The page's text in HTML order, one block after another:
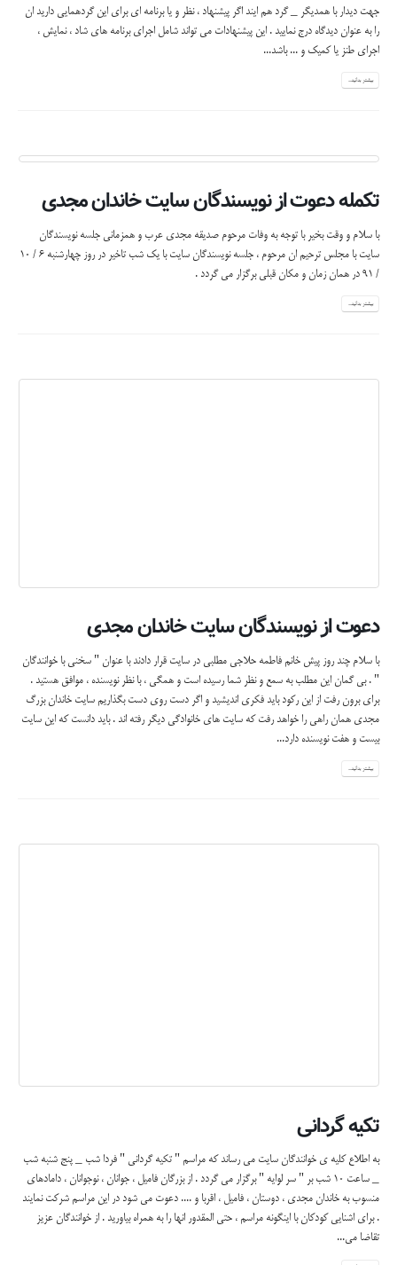
جهت دیدار با همدیگر _ گرد هم ایند اگر پیشنهاد ، نظر و یا برنامه ای برای این گردهمایی دارید ان
را به عنوان دیدگاه درج نمایید . این پیشنهادات می تواند شامل اجرای برنامه های شاد ، نمایش ،
اجرای طنز یا کمیک و ... باشد...
بیشتر بدانید...
تکمله دعوت از نویسندگان سایت خاندان مجدی
با سلام و وقت بخیر با توجه به وفات مرحوم صدیقه مجدی عرب و همزمانی جلسه نویسندگان
سایت با مجلس ترحیم ان مرحوم ، جلسه نویسندگان سایت با یک شب تاخیر در روز چهارشنبه 6 / 10
/ 91 در همان زمان و مکان قبلی برگزار می گردد .
بیشتر بدانید...
دعوت از نویسندگان سایت خاندان مجدی
با سلام چند روز پیش خانم فاطمه حلاجی مطلبی در سایت قرار دادند با عنوان " سخنی با خوانندگان
" . بی گمان این مطلب به سمع و نظر شما رسیده است و همگی ، با نظر نویسنده ، موافق هستید .
برای برون رفت از این رکود باید فکری اندیشید و اگر دست روی دست بگذاریم سایت خاندان بزرگ
مجدی همان راهی را خواهد رفت که سایت های خانوادگی دیگر رفته اند . باید دانست که این سایت
بیست و هفت نویسنده دارد...
بیشتر بدانید...